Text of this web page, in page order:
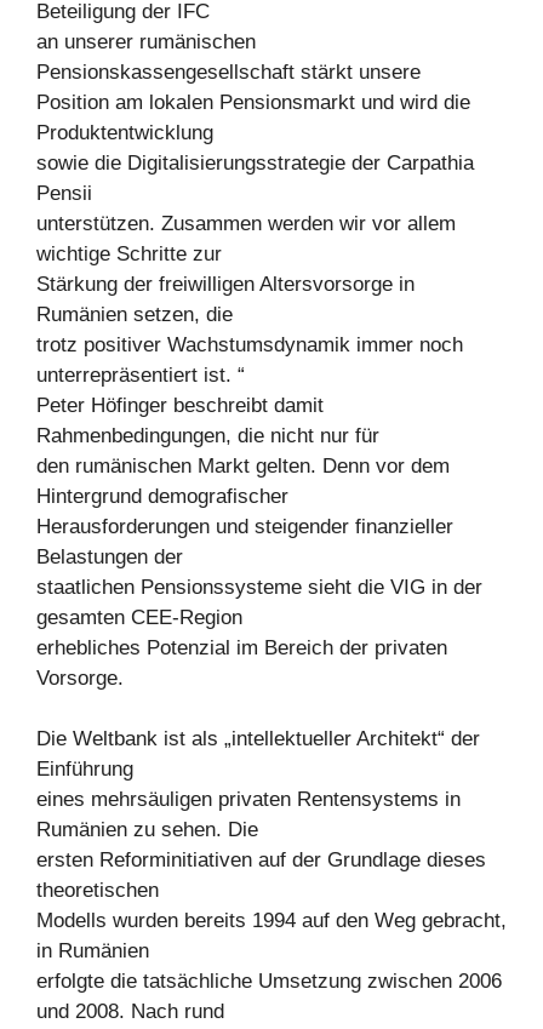
Beteiligung der IFC
an unserer rumänischen
Pensionskassengesellschaft stärkt unsere
Position am lokalen Pensionsmarkt und wird die
Produktentwicklung
sowie die Digitalisierungsstrategie der Carpathia
Pensii
unterstützen. Zusammen werden wir vor allem
wichtige Schritte zur
Stärkung der freiwilligen Altersvorsorge in
Rumänien setzen, die
trotz positiver Wachstumsdynamik immer noch
unterrepräsentiert ist. “
Peter Höfinger beschreibt damit
Rahmenbedingungen, die nicht nur für
den rumänischen Markt gelten. Denn vor dem
Hintergrund demografischer
Herausforderungen und steigender finanzieller
Belastungen der
staatlichen Pensionssysteme sieht die VIG in der
gesamten CEE-Region
erhebliches Potenzial im Bereich der privaten
Vorsorge.
Die Weltbank ist als „intellektueller Architekt“ der
Einführung
eines mehrsäuligen privaten Rentensystems in
Rumänien zu sehen. Die
ersten Reforminitiativen auf der Grundlage dieses
theoretischen
Modells wurden bereits 1994 auf den Weg gebracht,
in Rumänien
erfolgte die tatsächliche Umsetzung zwischen 2006
und 2008. Nach rund